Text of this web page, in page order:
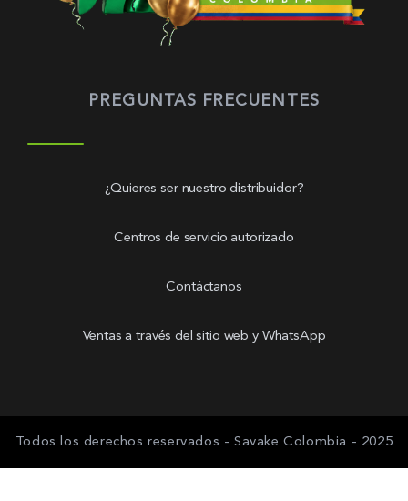
PREGUNTAS FRECUENTES
¿Quieres ser nuestro distribuidor?
Centros de servicio autorizado
Contáctanos
Ventas a través del sitio web y WhatsApp
Todos los derechos reservados - Savake Colombia - 2025